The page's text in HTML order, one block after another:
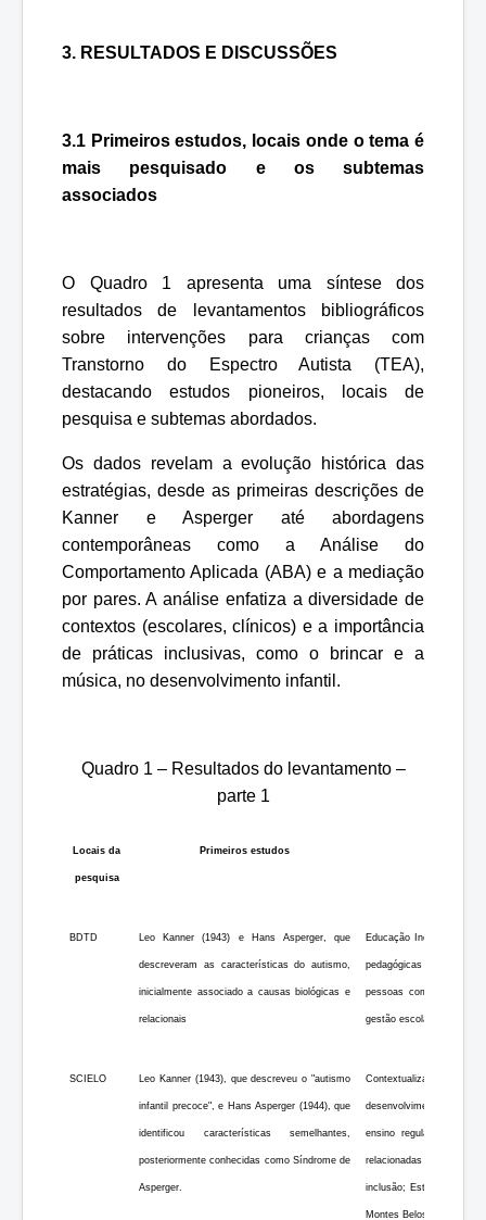
3. RESULTADOS E DISCUSSÕES
3.1 Primeiros estudos, locais onde o tema é
mais pesquisado e os subtemas
associados
O Quadro 1 apresenta uma síntese dos
resultados de levantamentos bibliográficos
sobre intervenções para crianças com
Transtorno do Espectro Autista (TEA),
destacando estudos pioneiros, locais de
pesquisa e subtemas abordados.
Os dados revelam a evolução histórica das
estratégias, desde as primeiras descrições de
Kanner e Asperger até abordagens
contemporâneas como a Análise do
Comportamento Aplicada (ABA) e a mediação
por pares. A análise enfatiza a diversidade de
contextos (escolares, clínicos) e a importância
de práticas inclusivas, como o brincar e a
música, no desenvolvimento infantil.
Quadro 1 – Resultados do levantamento –
parte 1
Locais da
pesquisa
Primeiros estudos
BDTD Leo Kanner (1943) e Hans Asperger, que
descreveram as características do autismo,
inicialmente associado a causas biológicas e
relacionais
Educação Inclusiva para
pedagógicas e recursos
pessoas com TEA.
gestão escolar.
SCIELO Leo Kanner (1943), que descreveu o "autismo
infantil precoce", e Hans Asperger (1944), que
identificou características semelhantes,
posteriormente conhecidas como Síndrome de
Asperger.
Contextualização
desenvolvimento e
ensino regular:
relacionadas ao TEA;
inclusão; Estudo de
Montes Belos (GO).